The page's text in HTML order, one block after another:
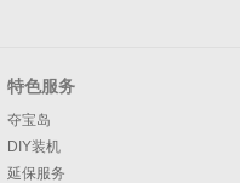
特色服务
夺宝岛
DIY装机
延保服务